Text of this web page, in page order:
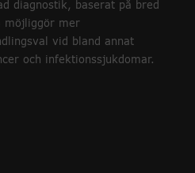
diagnostik, baserat på bred
möjliggör mer
vid bland annat
och infektionssjukdomar.